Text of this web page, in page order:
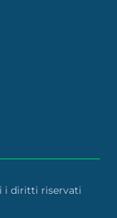
i diritti riservati